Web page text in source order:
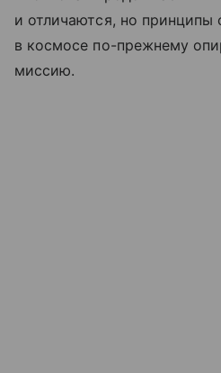
и отличаются, но принципы
в космосе по-прежнему
миссию.